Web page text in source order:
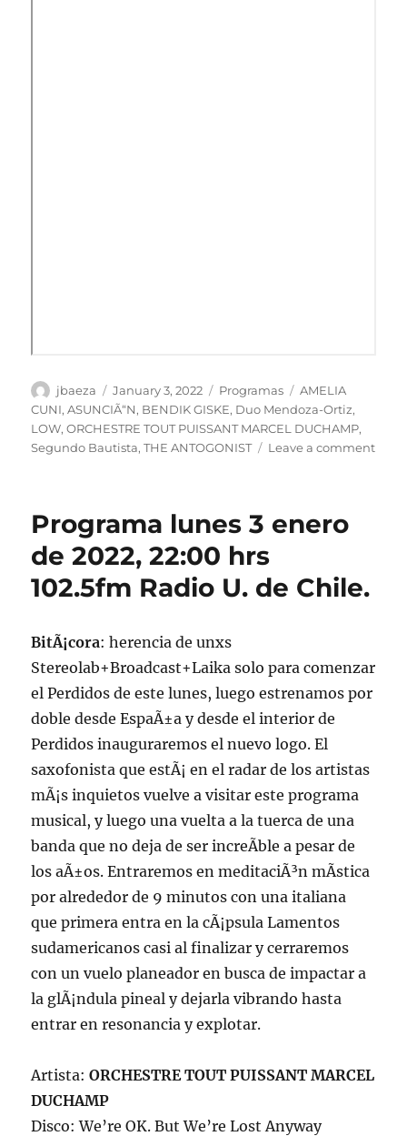
Author
jbaeza
Posted
on
January 3, 2022 Categories
Programas Tags
AMELIA
CUNI,ASUNCIÃ“N, BENDIK GISKE, Duo Mendoza-Ortiz,
LOW,ORCHESTRE TOUT PUISSANT MARCEL DUCHAMP,
Segundo Bautista,THE ANTOGONIST Leave a commenton
Programa lunes 3 enero
de 2022, 22:00 hrs
102.5fm Radio U. de Chile.
BitÃ¡cora: herencia de unxs
Stereolab+Broadcast+Laika solo para comenzar
el Perdidos de este lunes, luego estrenamos por
doble desde EspaÃ±a y desde el interior de
Perdidos inauguraremos el nuevo logo. El
saxofonista que estÃ¡ en el radar de los artistas
mÃ¡s inquietos vuelve a visitar este programa
musical, y luego una vuelta a la tuerca de una
banda que no deja de ser increÃ­ble a pesar de
los aÃ±os. Entraremos en meditaciÃ³n mÃ­stica
por alrededor de 9 minutos con una italiana
que primera entra en la cÃ¡psula Lamentos
sudamericanos casi al finalizar y cerraremos
con un vuelo planeador en busca de impactar a
la glÃ¡ndula pineal y dejarla vibrando hasta
entrar en resonancia y explotar.
Artista:ORCHESTRE TOUT PUISSANT MARCEL
DUCHAMP
Disco: We’re OK. But We’re Lost Anyway